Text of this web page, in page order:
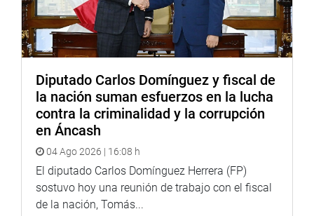
Diputado Carlos Domínguez y fiscal de
la nación suman esfuerzos en la lucha
contra la criminalidad y la corrupción
en Áncash
04 Ago 2026 | 16:08 h
El diputado Carlos Domínguez Herrera (FP)
sostuvo hoy una reunión de trabajo con el fiscal
de la nación, Tomás...